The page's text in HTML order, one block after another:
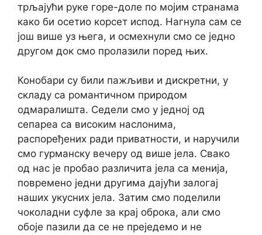
трљајући руке горе-доле по мојим странама
како би осетио корсет испод. Нагнула сам се
још више уз њега, и осмехнули смо се једно
другом док смо пролазили поред њих.
Конобари су били пажљиви и дискретни, у
складу са романтичном природом
одмаралишта. Седели смо у једној од
сепареа са високим наслонима,
распоређених ради приватности, и наручили
смо гурманску вечеру од више јела. Свако
од нас је пробао различита јела са менија,
повремено једни другима дајући залогај
наших укусних јела. Затим смо поделили
чоколадни суфле за крај оброка, али смо
обоје пазили да се не преједемо и не